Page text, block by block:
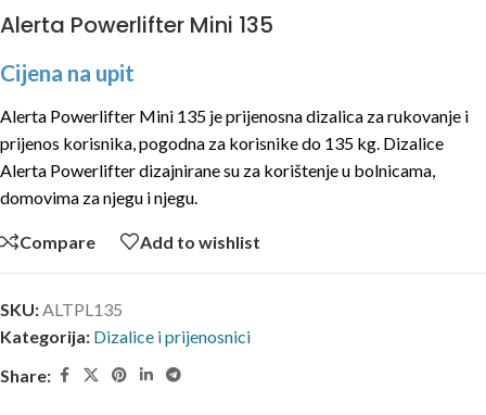
Alerta Powerlifter Mini 135
Cijena na upit
Alerta Powerlifter Mini 135 je prijenosna dizalica za rukovanje i
prijenos korisnika, pogodna za korisnike do 135 kg. Dizalice
Alerta Powerlifter dizajnirane su za korištenje u bolnicama,
domovima za njegu i njegu.
Compare Add to wishlist
SKU:ALTPL135
Kategorija: Dizalice i prijenosnici
Share: